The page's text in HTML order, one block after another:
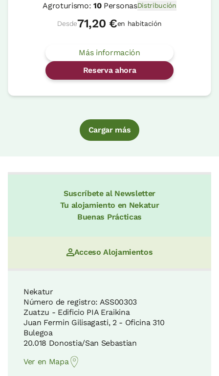
Agroturismo:10PersonasDistribución
Desde71,20 €en habitación
Más información
Reserva ahora
Cargar más
Suscríbete al Newsletter
Tu alojamiento en Nekatur
Buenas Prácticas
Acceso Alojamientos
Nekatur
Número de registro: ASS00303
Zuatzu - Edificio PIA Eraikina
Juan Fermin Gilisagasti, 2 - Oficina 310
Bulegoa
20.018 Donostia/San Sebastian
Ver en Mapa